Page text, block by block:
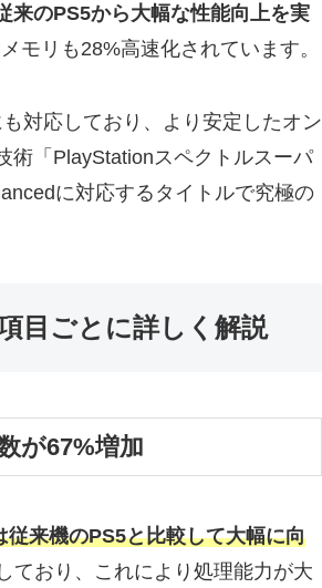
来のPS5から大幅な性能向上を実
モリも28%高速化されています。
対応しており、より安定したオン
術「PlayStationスペクトルスーパ
に対応するタイトルで究極の
目ごとに詳しく解説
が67%増加
来機のPS5と比較して大幅に向
ており、これにより処理能力が大